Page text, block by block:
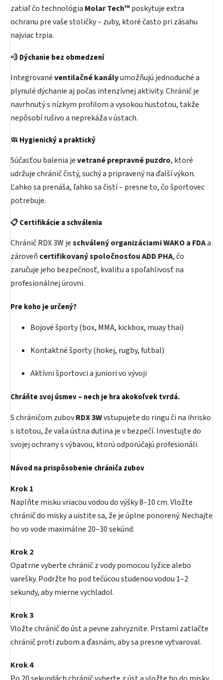
zatiaľ čo technológia Molar Tech™poskytuje extra
ochranu pre vaše stoličky – zuby, ktoré často pri zásahu
najviac trpia.
💨Dýchanie bez obmedzení
Integrovanéventilačné kanályumožňujú jednoduché a
plynulé dýchanie aj počas intenzívnej aktivity. Chránič je
navrhnutý s nízkym profilom a vysokou hustotou, takže
nepôsobí rušivo a neprekáža v ústach.
🧼Hygienický a praktický
Súčasťou balenia jevetrané prepravné puzdro, ktoré
udržuje chránič čistý, suchý a pripravený na ďalší výkon.
Ľahko sa prenáša, ľahko sa čistí – presne to, čo športovec
potrebuje.
📋Certifikácie a schválenia
Chránič RDX 3W jeschválený organizáciami WAKO a FDAa
zároveň certifikovaný spoločnosťou ADD PHA, čo
zaručuje jeho bezpečnosť, kvalitu a spoľahlivosť na
profesionálnej úrovni.
Pre koho je určený?
Bojové športy (box, MMA, kickbox, muay thai)
Kontaktné športy (hokej, rugby, futbal)
Aktívni športovci a juniori vo vývoji
Chráňte svoj úsmev – nech je hra akokoľvek tvrdá.
S chráničom zubovRDX 3Wvstupujete do ringu či na ihrisko
s istotou, že vaša ústna dutina je v bezpečí. Investujte do
svojej ochrany s výbavou, ktorú odporúčajú profesionáli.
Návod na prispôsobenie chrániča zubov
Krok 1
Naplňte misku vriacou vodou do výšky 8–10 cm. Vložte
chránič do misky a uistite sa, že je úplne ponorený. Nechajte
ho vo vode maximálne 20–30 sekúnd.
Krok 2
Opatrne vyberte chránič z vody pomocou lyžice alebo
varešky. Podržte ho pod tečúcou studenou vodou 1–2
sekundy, aby mierne vychladol.
Krok 3
Vložte chránič do úst a pevne zahryznite. Prstami zatlačte
chránič proti zubom a ďasnám, aby sa presne vytvaroval.
Krok 4